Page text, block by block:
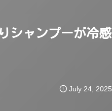
シャンプーが冷
July 24, 2025